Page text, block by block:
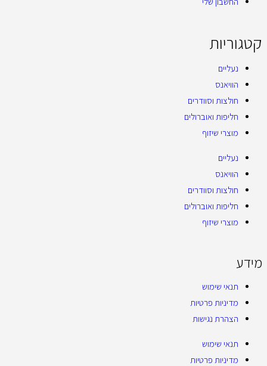
קטגוריות
נעליים
הוויאנס
חולצות וסוודרים
חליפות ואוברולים
מוצרי שיזוף
נעליים
הוויאנס
חולצות וסוודרים
חליפות ואוברולים
מוצרי שיזוף
מידע
תנאי שימוש
מדיניות פרטיות
הצהרת נגישות
תנאי שימוש
מדיניות פרטיות